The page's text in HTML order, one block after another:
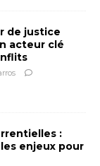
de justice
acteur clé
:
enjeux pour